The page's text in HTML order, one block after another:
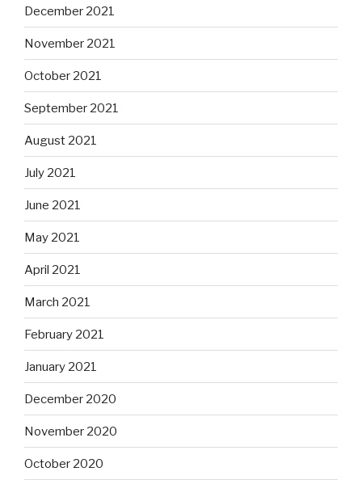
December 2021
November 2021
October 2021
September 2021
August 2021
July 2021
June 2021
May 2021
April 2021
March 2021
February 2021
January 2021
December 2020
November 2020
October 2020